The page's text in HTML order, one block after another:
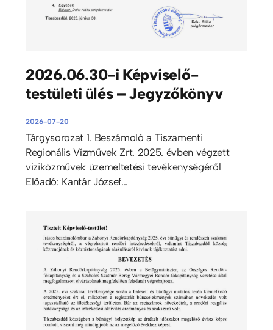
2026.06.30-i Képviselő-
testületi ülés – Jegyzőkönyv
2026-07-20
Tárgysorozat 1. Beszámoló a Tiszamenti
Regionális Vízművek Zrt. 2025. évben végzett
viziközművek üzemeltetési tevékenységéről
Előadó: Kantár József...